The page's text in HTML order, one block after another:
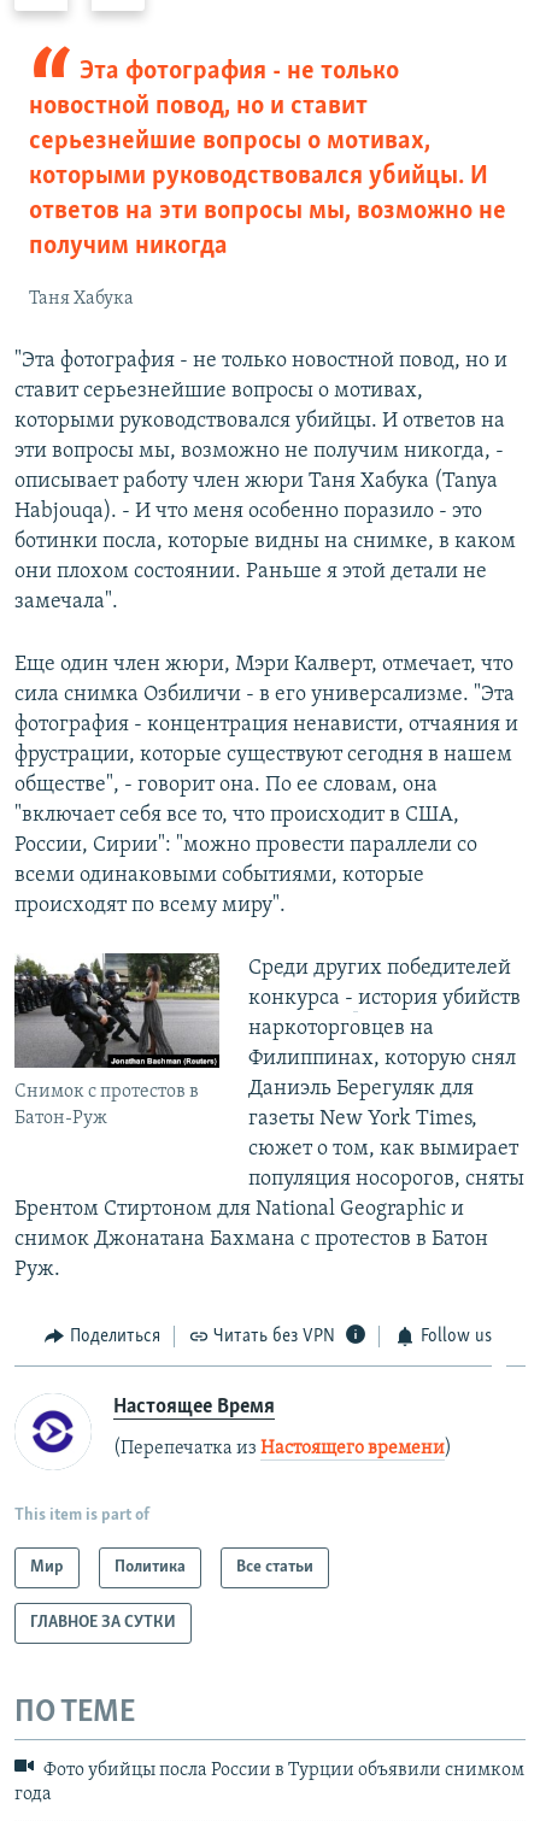
щ
й
д
д
щ
и
й
с
а
д
Эта фотография - не только
новостной повод, но и ставит
серьезнейшие вопросы о мотивах,
которыми руководствовался убийцы. И
ответов на эти вопросы мы, возможно не
получим никогда
Таня Хабука
"Эта фотография - не только новостной повод, но и
ставит серьезнейшие вопросы о мотивах,
которыми руководствовался убийцы. И ответов на
эти вопросы мы, возможно не получим никогда, -
описывает работу член жюри Таня Хабука (Tanya
Habjouqa). - И что меня особенно поразило - это
ботинки посла, которые видны на снимке, в каком
они плохом состоянии. Раньше я этой детали не
замечала".
Еще один член жюри, Мэри Калверт, отмечает, что
сила снимка Озбиличи - в его универсализме. "Эта
фотография - концентрация ненависти, отчаяния и
фрустрации, которые существуют сегодня в нашем
обществе", - говорит она. По ее словам, она
"включает себя все то, что происходит в США,
России, Сирии": "можно провести параллели со
всеми одинаковыми событиями, которые
происходят по всему миру".
Снимок с протестов в
Батон-Руж
Среди других победителей
конкурса - история убийств
наркоторговцев на
Филиппинах, которую снял
Даниэль Берегуляк для
газеты New York Times,
сюжет о том, как вымирает
популяция носорогов, сняты
Брентом Стиртоном для National Geographic и
снимок Джонатана Бахмана с протестов в Батон
Руж.
Поделиться Читать без VPN Follow us
Настоящее Время
(Перепечатка из Настоящего времени)
This item is part of
Мир Политика Все статьи
ГЛАВНОЕ ЗА СУТКИ
ПО ТЕМЕ
Фото убийцы посла России в Турции объявили снимком
года